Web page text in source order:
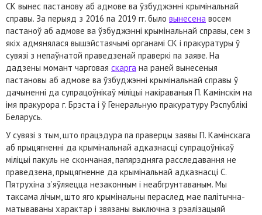
СК вынес пастанову аб адмове ва ўзбуджэнні крымінальнай
справы. За перыяд з 2016 па 2019 гг. было вынесена восем
пастаноў аб адмове ва ўзбуджэнні крымінальнай справы, сем з
якіх адмянялася вышэйстаячымі органамі СК і пракуратуры ў
сувязі з непаўнатой праведзенай праверкі па заяве. На
дадзены момант чарговая скарга на раней вынесеныя
пастановы аб адмове ва ўзбуджэнні крымінальнай справы ў
дачыненні да супрацоўнікаў міліцыі накіраваныя П. Камінскім на
імя пракурора г. Брэста і ў Генеральную пракуратуру Рэспублікі
Беларусь.
У сувязі з тым, што працэдура па праверцы заявы П. Камінскага
аб прыцягненні да крымінальнай адказнасці супрацоўнікаў
міліцыі пакуль не скончаная, папярэдняга расследавання не
праведзена, прыцягненне да крымінальнай адказнасці С.
Пятрухіна з’яўляецца незаконным і неабгрунтаваным. Мы
таксама лічым, што яго крымінальны пераслед мае палітычна-
матываваны характар і звязаны выключна з рэалізацыяй